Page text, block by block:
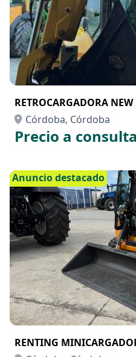
RETROCARGADORA
Córdoba, Córdoba
Precio a
Anuncio destacado
RENTING